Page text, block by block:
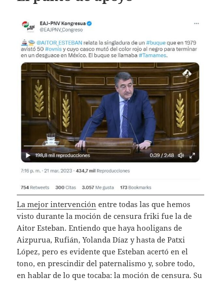
La mejor intervención entre todas las que hemos
visto durante la moción de censura friki fue la de
Aitor Esteban. Entiendo que haya hooligans de
Aizpurua, Rufián, Yolanda Díaz y hasta de Patxi
López, pero es evidente que Esteban acertó en el
tono, en prescindir del paternalismo y, sobre todo,
en hablar de lo que tocaba: la moción de censura. Su